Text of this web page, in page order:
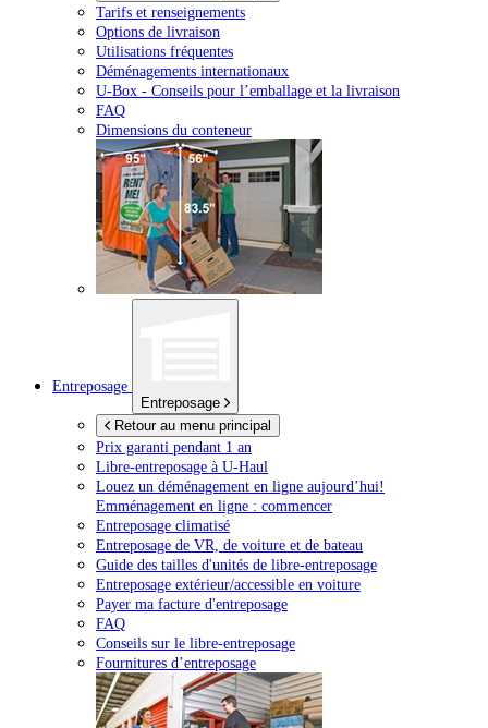
Tarifs et renseignements
Options de livraison
Utilisations fréquentes
Déménagements internationaux
U-Box - Conseils pour l’emballage et la livraison
FAQ
Dimensions du conteneur
Entreposage
Entreposage
Retour au menu principal
Prix garanti pendant 1 an
Libre-entreposage à U-Haul
Louez un déménagement en ligne aujourd’hui!
Emménagement en ligne : commencer
Entreposage climatisé
Entreposage de VR, de voiture et de bateau
Guide des tailles d'unités de libre-entreposage
Entreposage extérieur/accessible en voiture
Payer ma facture d'entreposage
FAQ
Conseils sur le libre-entreposage
Fournitures d’entreposage